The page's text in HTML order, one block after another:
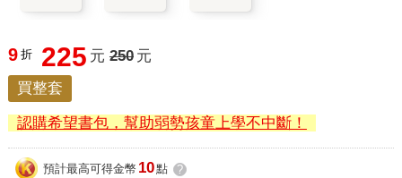
9 折 225 元 250 元
買整套
認購希望書包，幫助弱勢孩童上學不中斷！
預計最高可得金幣 10點 ?